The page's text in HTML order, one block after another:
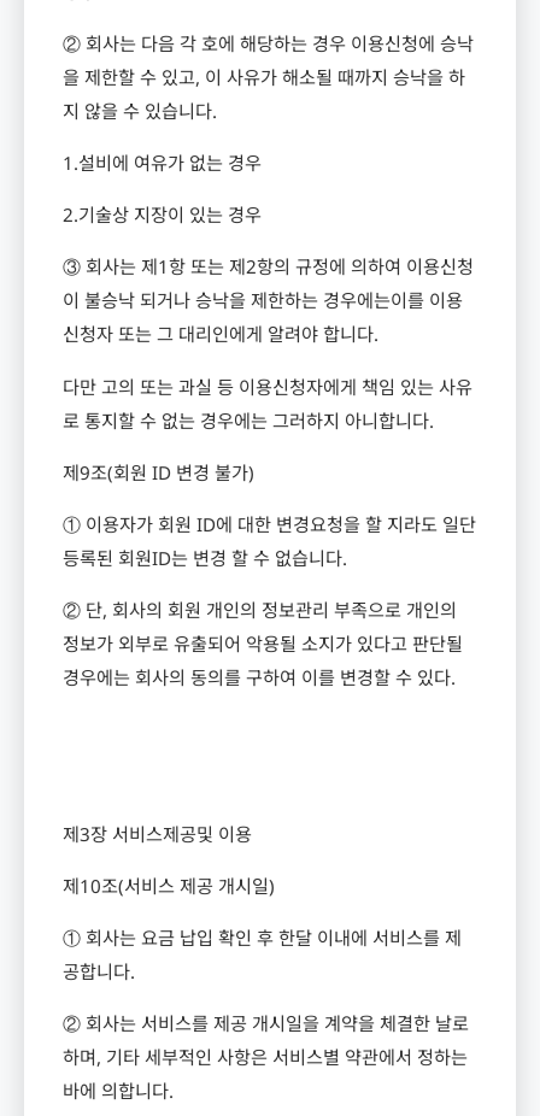
② 회사는 다음 각 호에 해당하는 경우 이용신청에 승낙
을 제한할 수 있고, 이 사유가 해소될 때까지 승낙을 하
지 않을 수 있습니다.
1.설비에 여유가 없는 경우
2.기술상 지장이 있는 경우
③ 회사는 제1항 또는 제2항의 규정에 의하여 이용신청
이 불승낙 되거나 승낙을 제한하는 경우에는이를 이용
신청자 또는 그 대리인에게 알려야 합니다.
다만 고의 또는 과실 등 이용신청자에게 책임 있는 사유
로 통지할 수 없는 경우에는 그러하지 아니합니다.
제9조(회원 ID 변경 불가)
① 이용자가 회원 ID에 대한 변경요청을 할 지라도 일단
등록된 회원ID는 변경 할 수 없습니다.
② 단, 회사의 회원 개인의 정보관리 부족으로 개인의
정보가 외부로 유출되어 악용될 소지가 있다고 판단될
경우에는 회사의 동의를 구하여 이를 변경할 수 있다.
제3장 서비스제공및 이용
제10조(서비스 제공 개시일)
① 회사는 요금 납입 확인 후 한달 이내에 서비스를 제
공합니다.
② 회사는 서비스를 제공 개시일을 계약을 체결한 날로
하며, 기타 세부적인 사항은 서비스별 약관에서 정하는
바에 의합니다.